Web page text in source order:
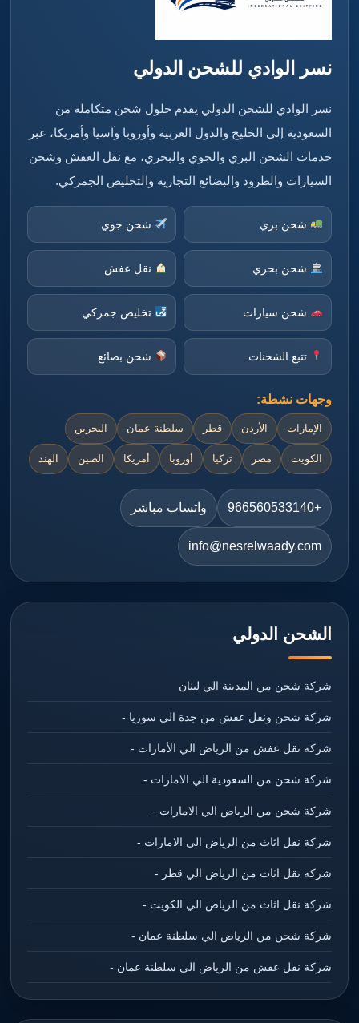
نسر الوادي للشحن الدولي
نسر الوادي للشحن الدولي يقدم حلول شحن متكاملة من
السعودية إلى الخليج والدول العربية وأوروبا وآسيا وأمريكا، عبر
خدمات الشحن البري والجوي والبحري، مع نقل العفش وشحن
السيارات والطرود والبضائع التجارية والتخليص الجمركي.
شحن بري شحن جوي
شحن بحري نقل عفش
شحن سيارات تخليص جمركي
تتبع الشحنات شحن بضائع
وجهات نشطة:
الإمارات الأردن قطر سلطنة عمان البحرين
الكويت مصر تركيا أوروبا أمريكا الصين الهند
+966560533140 واتساب مباشر
info@nesrelwaady.com
الشحن الدولي
شركة شحن من المدينة الي لبنان
شركة شحن ونقل عفش من جدة الي سوريا -
شركة نقل عفش من الرياض الي الأمارات -
شركة شحن من السعودية الي الامارات -
شركة شحن من الرياض الي الامارات -
شركة نقل اثاث من الرياض الي الامارات -
شركة نقل اثاث من الرياض الي قطر -
شركة نقل اثاث من الرياض الي الكويت -
شركة شحن من الرياض الي سلطنة عمان -
شركة نقل عفش من الرياض الي سلطنة عمان -